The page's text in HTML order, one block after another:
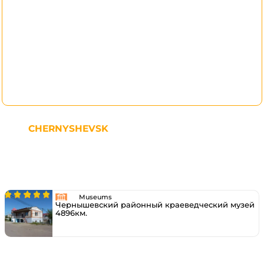
CHERNYSHEVSK
Museums
Чернышевский районный краеведческий музей
4896км.